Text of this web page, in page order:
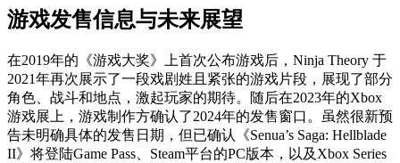
游戏发售信息与未来展望
在2019年的《游戏大奖》上首次公布游戏后，Ninja Theory 于
2021年再次展示了一段戏剧姓且紧张的游戏片段，展现了部分
角色、战斗和地点，激起玩家的期待。随后在2023年的Xbox
游戏展上，游戏制作方确认了2024年的发售窗口。虽然很新预
告未明确具体的发售日期，但已确认《Senua’s Saga: Hellblade
II》将登陆Game Pass、Steam平台的PC版本，以及Xbox Series